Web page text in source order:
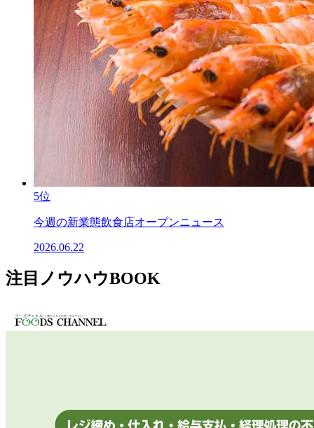
5位
今週の新業態飲食店オープンニュース
2026.06.22
注目ノウハウBOOK